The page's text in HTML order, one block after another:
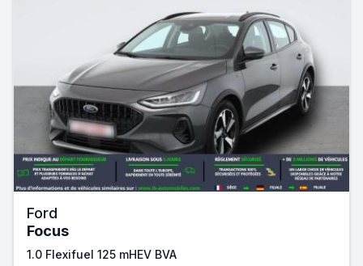
Ford
Focus
1.0 Flexifuel 125 mHEV BVA